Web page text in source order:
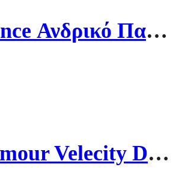
New Balance Ανδρικό Παπούτσι MFCX3L8 Πορτοκαλί
Under Armour Velecity Distance Ανδρικό Παπούτσι 6006030-105 Πολύχρωμο